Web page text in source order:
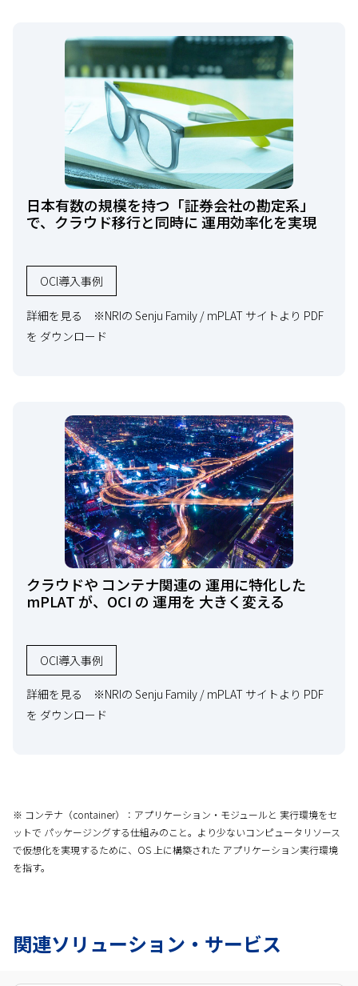
日本有数の規模を持つ「証券会社の勘定系」
で、クラウド移行と同時に 運用効率化を実現
OCl導入事例
詳細を見る ※NRIの Senju Family / mPLAT サイトより PDF
を ダウンロード
クラウドや コンテナ関連の 運用に特化した
mPLAT が、OCI の 運用を 大きく変える
OCl導入事例
詳細を見る ※NRIの Senju Family / mPLAT サイトより PDF
を ダウンロード
※ コンテナ（container）：アプリケーション・モジュールと 実行環境をセ
ットで パッケージングする仕組みのこと。より少ないコンピュータリソース
で仮想化を実現するために、OS 上に構築された アプリケーション実行環境
を指す。
関連ソリューション・サービス